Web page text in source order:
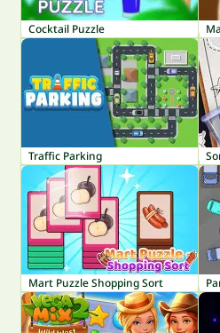
Cocktail Puzzle
Traffic Parking
Mart Puzzle Shopping Sort